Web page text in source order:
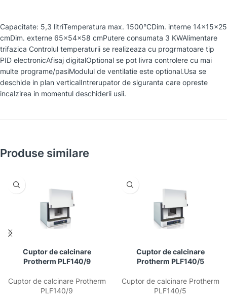
Capacitate: 5,3 litriTemperatura max. 1500°CDim. interne 14x15x25
cmDim. externe 65x54x58 cmPutere consumata 3 KWAlimentare
trifazica Controlul temperaturii se realizeaza cu progrmatoare tip
PID electronicAfisaj digitalOptional se pot livra controlere cu mai
multe programe/pasiModulul de ventilatie este optional.Usa se
deschide in plan verticalIntrerupator de siguranta care opreste
incalzirea in momentul deschiderii usii.
Produse similare
Cuptor de calcinare
Protherm PLF140/9
Cuptor de calcinare Protherm
PLF140/9
Cuptor de calcinare
Protherm PLF140/5
Cuptor de calcinare Protherm
PLF140/5